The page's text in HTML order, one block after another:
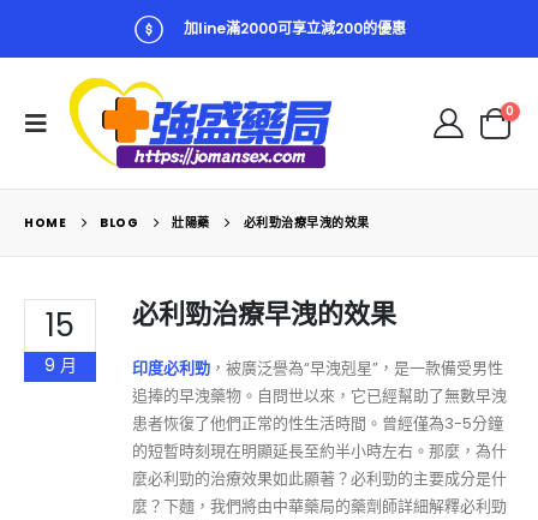
加line滿2000可享立減200的優惠
0
HOME BLOG 壯陽藥 必利勁治療早洩的效果
15
9 月
必利勁治療早洩的效果
印度必利勁 ，被廣泛譽為“早洩剋星”，是一款備受男性
追捧的早洩藥物。自問世以來，它已經幫助了無數早洩
患者恢復了他們正常的性生活時間。曾經僅為3-5分鐘
的短暫時刻現在明顯延長至約半小時左右。那麼，為什
麼必利勁的治療效果如此顯著？必利勁的主要成分是什
麼？下麵，我們將由中華藥局的藥劑師詳細解釋必利勁